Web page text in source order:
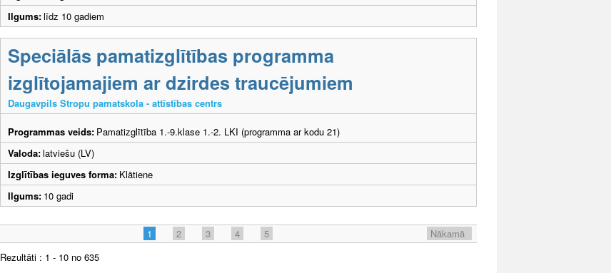
Ilgums:līdz 10 gadiem
Speciālās pamatizglītības programma
izglītojamajiem ar dzirdes traucējumiem
Daugavpils Stropu pamatskola - attīstības centrs
Programmas veids: Pamatizglītība 1.-9.klase 1.-2. LKI (programma ar kodu 21)
Valoda:latviešu (LV)
Izglītības ieguves forma: Klātiene
Ilgums: 10 gadi
1 2 3 4 5
Nākamā
Rezultāti : 1 - 10 no 635